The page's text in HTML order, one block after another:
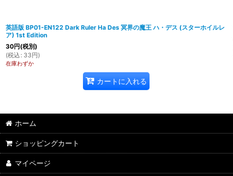
英語版 BP01-EN122 Dark Ruler Ha Des 冥界の魔王 ハ・デス (スターホイルレ
ア) 1st Edition
30円(税別)
(税込 : 33円)
在庫わずか
カートに入れる
ホーム
ショッピングカート
マイページ